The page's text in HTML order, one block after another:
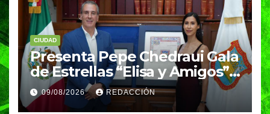
CIUDAD
Presenta Pepe Chedraui Gala
de Estrellas “Elisa y Amigos”
para fortalecer el acceso a la
cultura en Puebla capital
09/08/2026 REDACCIÓN